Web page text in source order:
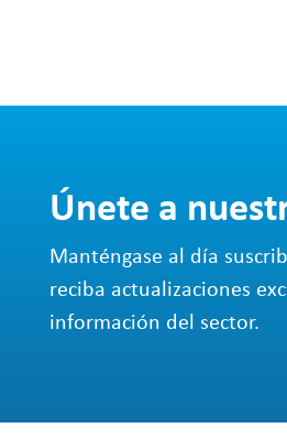
Únete a
Manténgase al día
reciba actualizaciones
información del sector.